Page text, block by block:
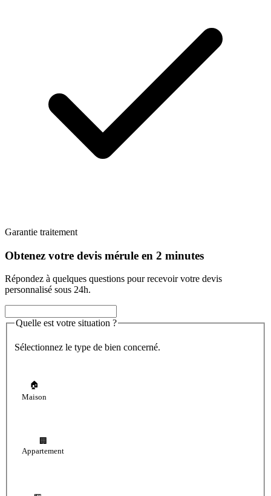
Garantie traitement
Obtenez votre devis mérule en 2 minutes
Répondez à quelques questions pour recevoir votre devis
personnalisé sous 24h.
Quelle est votre situation ?
Sélectionnez le type de bien concerné.
🏠
Maison
🏢
Appartement